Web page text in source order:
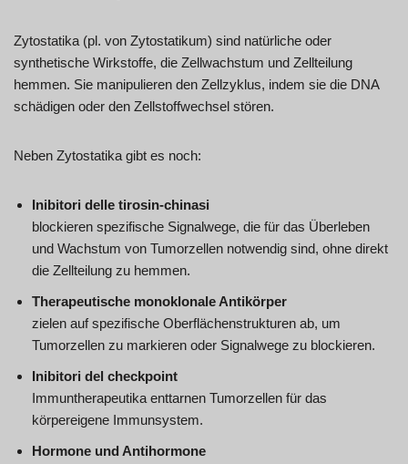
Zytostatika (pl. von Zytostatikum) sind natürliche oder
synthetische Wirkstoffe, die Zellwachstum und Zellteilung
hemmen. Sie manipulieren den Zellzyklus, indem sie die DNA
schädigen oder den Zellstoffwechsel stören.
Neben Zytostatika gibt es noch:
Inibitori delle tirosin-chinasi
blockieren spezifische Signalwege, die für das Überleben
und Wachstum von Tumorzellen notwendig sind, ohne direkt
die Zellteilung zu hemmen.
Therapeutische monoklonale Antikörper
zielen auf spezifische Oberflächenstrukturen ab, um
Tumorzellen zu markieren oder Signalwege zu blockieren.
Inibitori del checkpoint
Immuntherapeutika enttarnen Tumorzellen für das
körpereigene Immunsystem.
Hormone und Antihormone